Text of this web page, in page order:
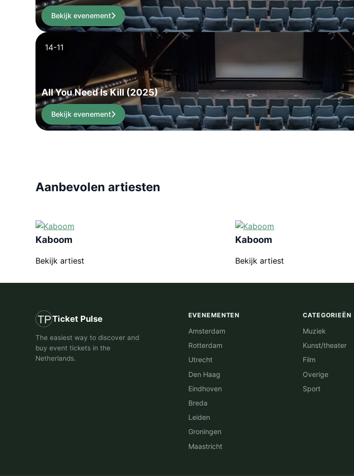
Bekijk evenement
14-11
All You Need Is Kill (2025)
Bekijk evenement
Aanbevolen artiesten
Kaboom
Bekijk artiest
Kaboom
Bekijk artiest
Ticket Pulse
The easiest way to discover and
buy event tickets in the
Netherlands.
EVENEMENTEN
Amsterdam
Rotterdam
Utrecht
Den Haag
Eindhoven
Breda
Leiden
Groningen
Maastricht
CATEGORIEËN
Muziek
Kunst/theater
Film
Overige
Sport